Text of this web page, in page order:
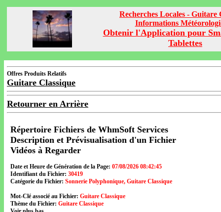
Recherches Locales - Guitare
Informations
Obtenir l'Application pour
Tablettes
Offres Produits Relatifs
Guitare Classique
Retourner en Arrière
Répertoire Fichiers de WhmSoft Services
Description et Prévisualisation d'un Fichier
Vidéos à Regarder
Date et Heure de Génération de la Page: 07/08/2026 08:42:45
Identifiant du Fichier: 30419
Catégorie du Fichier: Sonnerie Polyphonique, Guitare Classique
Mot-Clé associé au Fichier: Guitare Classique
Thème du Fichier: Guitare Classique